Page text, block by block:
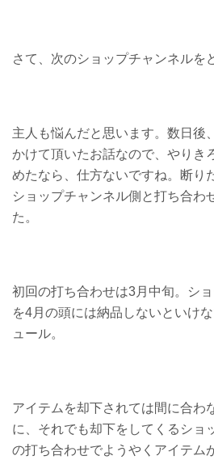
さて、次のショップチャンネルを
主人も悩んだと思います。数日後
かけて頂いたお話なので、やりき
めたなら、仕方ないですね。断り
ショップチャンネル側と打ち合わ
た。
初回の打ち合わせは3月中旬。シ
を4月の頭には納品しないといけ
ュール。
アイテムを却下されては間に合わ
に、それでも却下をしてくるショ
の打ち合わせでようやくアイテム